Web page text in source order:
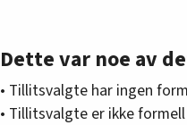
Dette var noe av
• Tillitsvalgte har ingen
• Tillitsvalgte er ikke